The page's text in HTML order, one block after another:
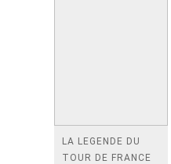
LA LEGENDE DU
TOUR DE FRANCE